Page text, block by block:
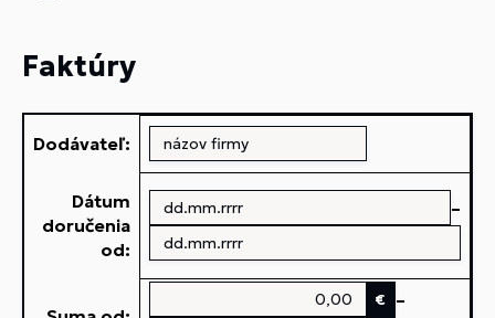
Faktúry
Dodávateľ:
Dátum
doručenia
od:
–
€ –